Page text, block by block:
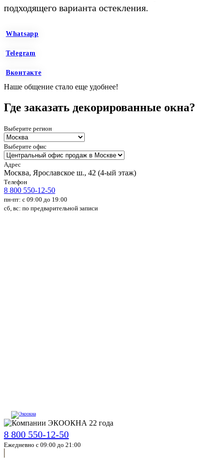
подходящего варианта остекления.
Whatsapp
Telegram
Вконтакте
Наше общение стало еще удобнее!
Где заказать декорированные окна?
Выберите регион
Выберите офис
Адрес
Москва, Ярославское ш., 42 (4-ый этаж)
Телефон
8 800 550-12-50
пн-пт: с 09:00 до 19:00
сб, вс: по предварительной записи
8 800 550-12-50
Ежедневно с 09:00 до 21:00